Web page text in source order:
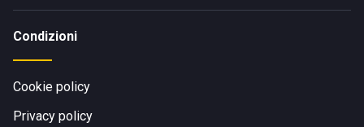
Condizioni
Cookie policy
Privacy policy